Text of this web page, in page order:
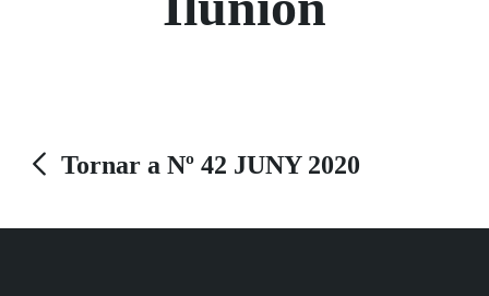
Tornar a Nº 42 JUNY 2020